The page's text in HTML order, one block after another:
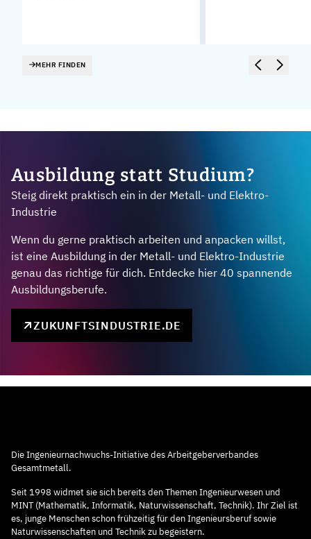
MEHR FINDEN
Ausbildung statt Studium?
Steig direkt praktisch ein in der Metall- und Elektro-
Industrie
Wenn du gerne praktisch arbeiten und anpacken willst,
ist eine Ausbildung in der Metall- und Elektro-Industrie
genau das richtige für dich. Entdecke hier 40 spannende
Ausbildungsberufe.
ZUKUNFTSINDUSTRIE.DE
Die Ingenieurnachwuchs-Initiative des Arbeitgeberverbandes
Gesamtmetall.
Seit 1998 widmet sie sich bereits den Themen Ingenieurwesen und
MINT (Mathematik, Informatik, Naturwissenschaft, Technik). Ihr Ziel ist
es, junge Menschen schon frühzeitig für den Ingenieursberuf sowie
Naturwissenschaften und Technik zu begeistern.